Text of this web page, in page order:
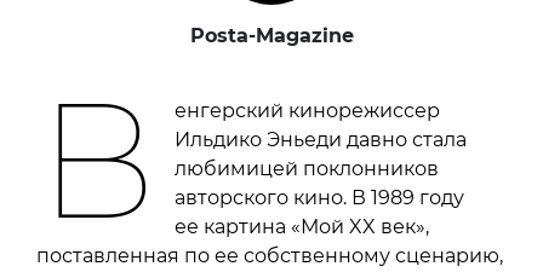
Posta-Magazine
В
енгерский кинорежиссер
Ильдико Эньеди давно стала
любимицей поклонников
авторского кино. В 1989 году
ее картина «Мой XX век»,
поставленная по ее собственному сценарию,